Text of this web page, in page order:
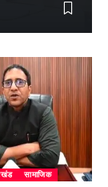
सामाजिक